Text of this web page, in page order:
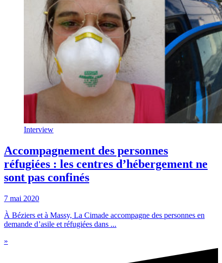
Interview
Accompagnement des personnes
réfugiées : les centres d’hébergement ne
sont pas confinés
7 mai 2020
À Béziers et à Massy, La Cimade accompagne des personnes en
demande d’asile et réfugiées dans ...
»